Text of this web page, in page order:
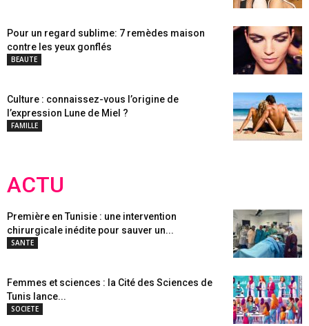
Pour un regard sublime: 7 remèdes maison
contre les yeux gonflés
BEAUTE
Culture : connaissez-vous l’origine de
l’expression Lune de Miel ?
FAMILLE
ACTU
Première en Tunisie : une intervention
chirurgicale inédite pour sauver un...
SANTE
Femmes et sciences : la Cité des Sciences de
Tunis lance...
SOCIETE